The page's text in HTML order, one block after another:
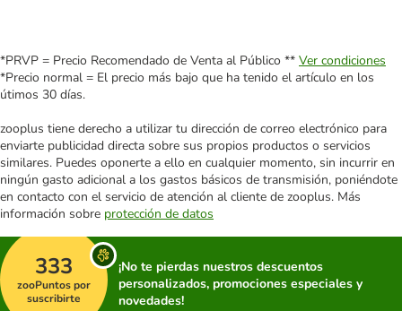
*PRVP = Precio Recomendado de Venta al Público ** Ver condiciones
*Precio normal = El precio más bajo que ha tenido el artículo en los
útimos 30 días.
zooplus tiene derecho a utilizar tu dirección de correo electrónico para
enviarte publicidad directa sobre sus propios productos o servicios
similares. Puedes oponerte a ello en cualquier momento, sin incurrir en
ningún gasto adicional a los gastos básicos de transmisión, poniéndote
en contacto con el servicio de atención al cliente de zooplus. Más
información sobre protección de datos
333
zooPuntos por
suscribirte
¡No te pierdas nuestros descuentos
personalizados, promociones especiales y
novedades!